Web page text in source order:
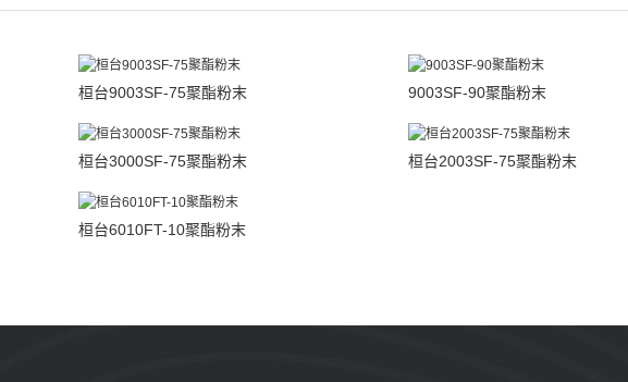
桓台9003SF-75聚酯粉末 9003SF-90聚酯粉末
桓台3000SF-75聚酯粉末 桓台2003SF-75聚酯粉末
桓台6010FT-10聚酯粉末